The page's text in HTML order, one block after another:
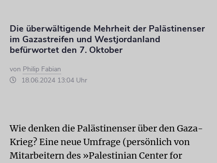
Die überwältigende Mehrheit der Palästinenser
im Gazastreifen und Westjordanland
befürwortet den 7. Oktober
von Philip Fabian
18.06.2024 13:04 Uhr
Wie denken die Palästinenser über den Gaza-
Krieg? Eine neue Umfrage (persönlich von
Mitarbeitern des »Palestinian Center for